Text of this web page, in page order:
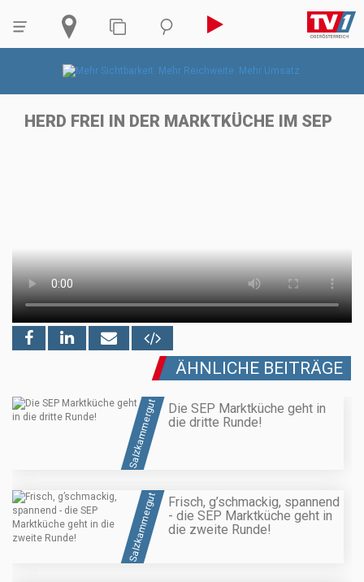
HERD FREI IN DER MARKTKÜCHE IM SEP
ÄHNLICHE BEITRÄGE
Salzkammergut
Die SEP Marktküche geht in
die dritte Runde!
Salzkammergut
Frisch, g’schmackig, spannend
- die SEP Marktküche geht in
die zweite Runde!